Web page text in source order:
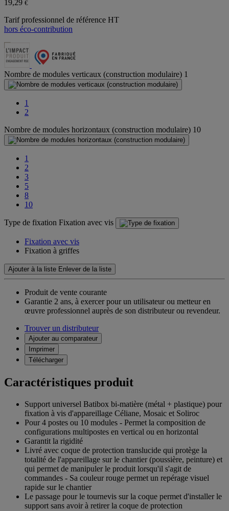
19,29 €
Tarif professionnel de référence HT
hors éco-contribution
Nombre de modules verticaux (construction modulaire) 1
1
2
Nombre de modules horizontaux (construction modulaire) 10
1
2
3
5
8
10
Type de fixation Fixation avec vis
Fixation avec vis
Fixation à griffes
Ajouter à la liste Enlever de la liste
Produit de vente courante
Garantie 2 ans, à exercer pour un utilisateur ou metteur en
œuvre professionnel auprès de son distributeur ou revendeur.
Trouver un distributeur
Ajouter au comparateur
Imprimer
Télécharger
Caractéristiques produit
Support universel Batibox bi-matière (métal + plastique) pour
fixation à vis d'appareillage Céliane, Mosaic et Soliroc
Pour 4 postes ou 10 modules - Permet la composition de
configurations multipostes en vertical ou en horizontal
Garantit la rigidité
Livré avec coque de protection translucide qui protège la
totalité de l'appareillage sur le chantier (poussière, peinture) et
qui permet de manipuler le produit lorsqu'il s'agit de
commandes - Sa couleur rouge permet un repérage visuel
rapide sur le chantier
Le passage pour le tournevis sur la coque permet d'installer le
support sans avoir à retirer la coque de protection